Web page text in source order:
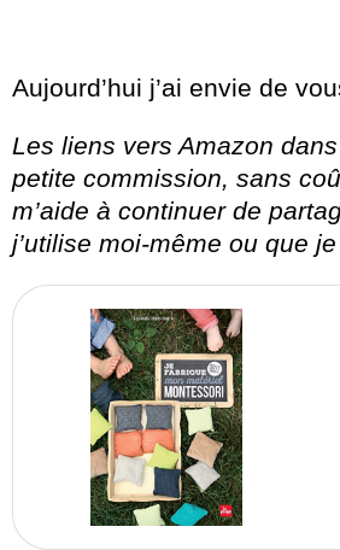
Aujourd’hui j’ai envie de
Les liens vers Amazon
petite commission, sans
m’aide à continuer de
j’utilise moi-même ou que